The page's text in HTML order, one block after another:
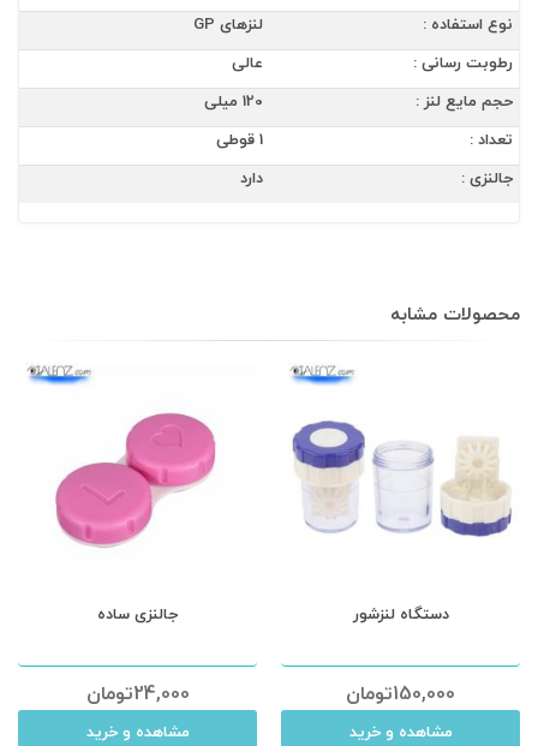
نوع استفاده :
لنزهای GP
رطوبت رسانی :
عالی
حجم مایع لنز :
120 میلی
تعداد :
1 قوطی
جالنزی :
دارد
محصولات مشابه
جالنزی ساده
24,000تومان
مشاهده و خرید
دستگاه لنزشور
150,000تومان
مشاهده و خرید